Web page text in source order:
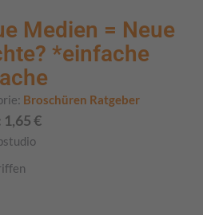
Medien = Neue
*einfache
Broschüren Ratgeber
1,65€